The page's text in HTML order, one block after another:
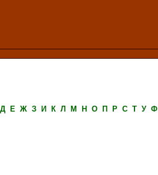
Д Е Ж З И К Л М Н О П Р С Т У Ф